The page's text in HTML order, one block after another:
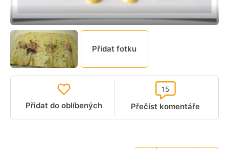
Přidat fotku
Přidat do oblíbených Přečíst komentáře
15